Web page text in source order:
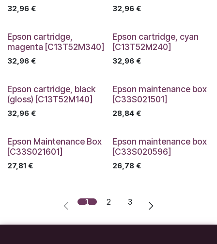
32,96 € 32,96€
Epson cartridge,
magenta [C13T52M340]
32,96 €
Epson cartridge, cyan
[C13T52M240]
32,96€
Epson cartridge, black
(gloss) [C13T52M140]
32,96 €
Epson maintenance box
[C33S021501]
28,84€
Epson Maintenance Box
[C33S021601]
27,81 €
Epson maintenance box
[C33S020596]
26,78€
1 2 3